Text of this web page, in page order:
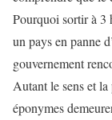
Pourquoi sortir à 3
un pays en panne
gouvernement
Autant le sens et
éponymes